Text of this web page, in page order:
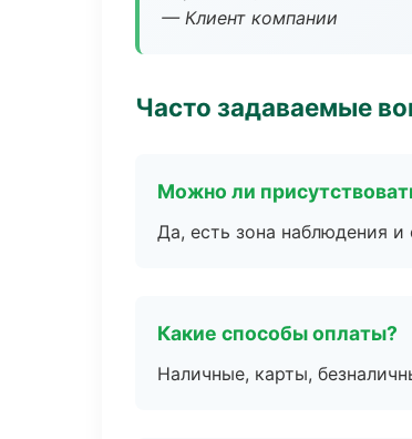
— Клиент компании
Часто задаваемые
Можно ли
Да, есть зона наблюдения
Какие способы оплаты?
Наличные, карты,